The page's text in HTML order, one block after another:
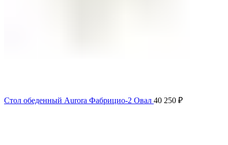
Стол обеденный Aurora Фабрицио-2 Овал 40 250 ₽